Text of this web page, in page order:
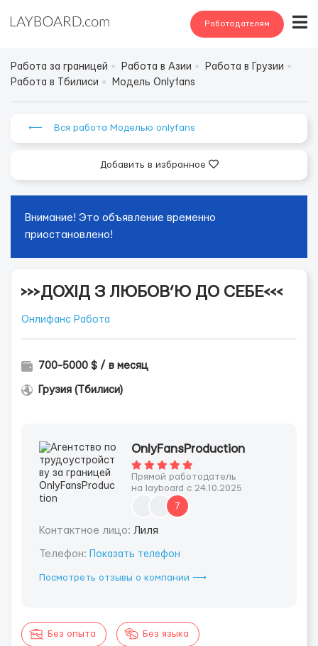
Работодателям
Работа за границей Работа в Азии
Работа в Грузии
Работа в Тбилиси
Модель Onlyfans
⟵ Вся работа Моделью onlyfans
Добавить в избранное
Внимание! Это объявление временно
приостановлено!
>>>ДОХІД З ЛЮБОВ’Ю ДО СЕБЕ<<<
Онлифанс Работа
700-5000 $ / в месяц
Грузия (Тбилиси)
OnlyFansProduction
Прямой работодатель
на layboard с 24.10.2025
7
Контактное лицо: Лиля
Телефон: Показать телефон
Посмотреть отзывы о компании ⟶
Без опыта Без языка